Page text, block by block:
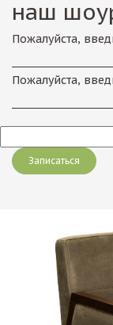
наш
Пожалуйста,
Пожалуйста,